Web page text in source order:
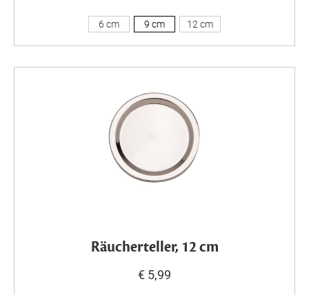
6 cm 9 cm 12 cm
Räucherteller, 12 cm
€ 5,99